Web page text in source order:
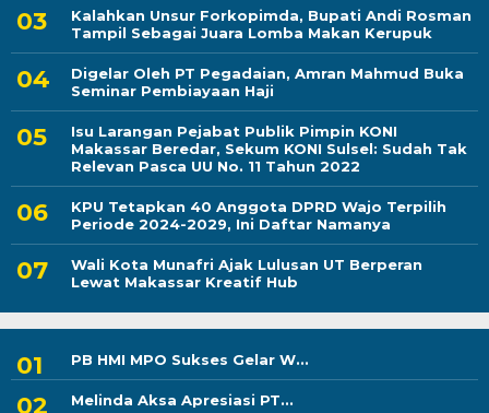
Kalahkan Unsur Forkopimda, Bupati Andi Rosman
Tampil Sebagai Juara Lomba Makan Kerupuk
Digelar Oleh PT Pegadaian, Amran Mahmud Buka
Seminar Pembiayaan Haji
Isu Larangan Pejabat Publik Pimpin KONI
Makassar Beredar, Sekum KONI Sulsel: Sudah Tak
Relevan Pasca UU No. 11 Tahun 2022
KPU Tetapkan 40 Anggota DPRD Wajo Terpilih
Periode 2024-2029, Ini Daftar Namanya
Wali Kota Munafri Ajak Lulusan UT Berperan
Lewat Makassar Kreatif Hub
PB HMI MPO Sukses Gelar W...
Melinda Aksa Apresiasi PT...